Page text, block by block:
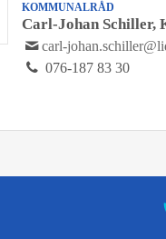
KOMMUNALRÅD
Carl-Johan Schiller,
carl-
076-187 83 30